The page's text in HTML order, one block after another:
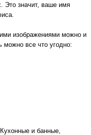
Это значит, ваше имя
изображениями можно и
можно все что угодно:
и банные,